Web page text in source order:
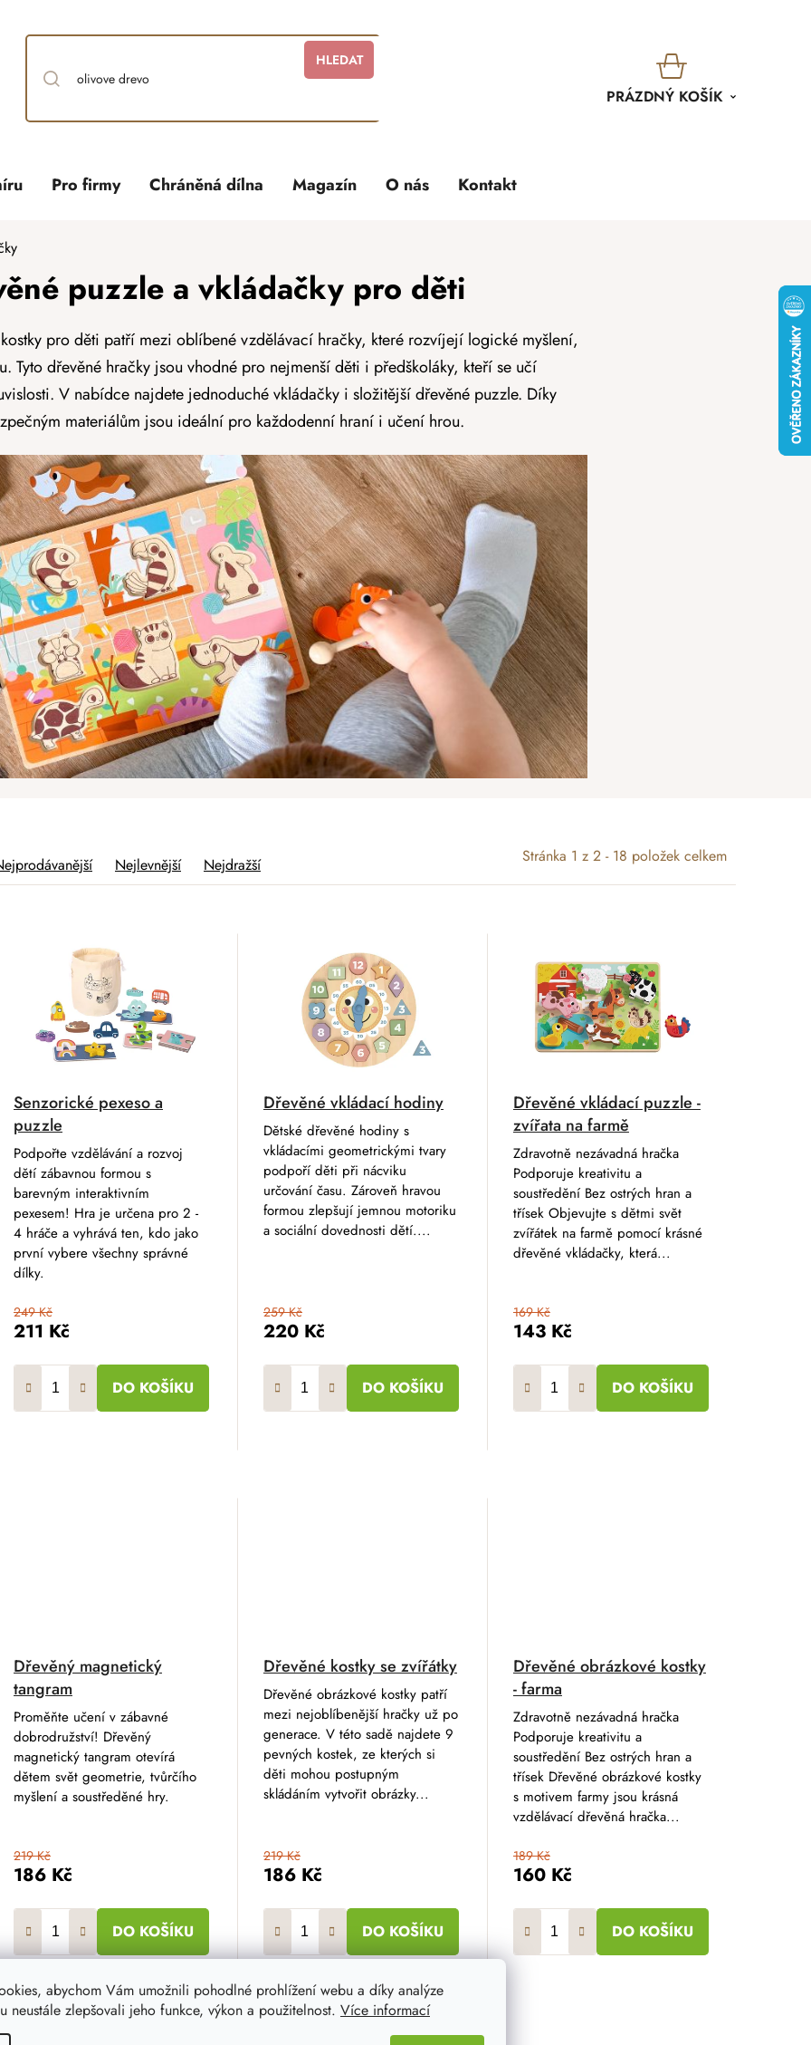
abychom Vám umožnili pohodlné prohlížení webu a díky analýze
neustále zlepšovali jeho funkce, výkon a použitelnost. Více informací
HLEDAT
KOŠÍK
PRÁZDNÝ KOŠÍK
Pro firmy Chráněná dílna Magazín O nás Kontakt
puzzle a vkládačky pro děti
pro děti patří mezi oblíbené vzdělávací hračky, které rozvíjejí logické myšlení,
Tyto dřevěné hračky jsou vhodné pro nejmenší děti i předškoláky, kteří se učí
V nabídce najdete jednoduché vkládačky i složitější dřevěné puzzle. Díky
materiálům jsou ideální pro každodenní hraní i učení hrou.
Stránka 1 z 2 - 18 položek celkem
Nejlevnější Nejdražší
Senzorické pexeso a
puzzle
211 Kč
249 Kč
DO KOŠÍKU
Podpořte vzdělávání a rozvoj
dětí zábavnou formou s
barevným interaktivním
pexesem! Hra je určena pro 2 -
4 hráče a vyhrává ten, kdo jako
první vybere všechny správné
dílky.
Dřevěné vkládací hodiny
220 Kč
259 Kč
DO KOŠÍKU
Dětské dřevěné hodiny s
vkládacími geometrickými tvary
podpoří děti při nácviku
určování času. Zároveň hravou
formou zlepšují jemnou motoriku
a sociální dovednosti dětí....
Dřevěné vkládací puzzle -
zvířata na farmě
143 Kč
169 Kč
DO KOŠÍKU
Zdravotně nezávadná hračka
Podporuje kreativitu a
soustředění Bez ostrých hran a
třísek Objevujte s dětmi svět
zvířátek na farmě pomocí krásné
dřevěné vkládačky, která...
Dřevěný magnetický
tangram
186 Kč
219 Kč
DO KOŠÍKU
Proměňte učení v zábavné
dobrodružství! Dřevěný
magnetický tangram otevírá
dětem svět geometrie, tvůrčího
myšlení a soustředěné hry.
Dřevěné kostky se zvířátky
186 Kč
219 Kč
DO KOŠÍKU
Dřevěné obrázkové kostky patří
mezi nejoblíbenější hračky už po
generace. V této sadě najdete 9
pevných kostek, ze kterých si
děti mohou postupným
skládáním vytvořit obrázky...
Dřevěné obrázkové kostky
- farma
160 Kč
189 Kč
DO KOŠÍKU
Zdravotně nezávadná hračka
Podporuje kreativitu a
soustředění Bez ostrých hran a
třísek Dřevěné obrázkové kostky
s motivem farmy jsou krásná
vzdělávací dřevěná hračka...